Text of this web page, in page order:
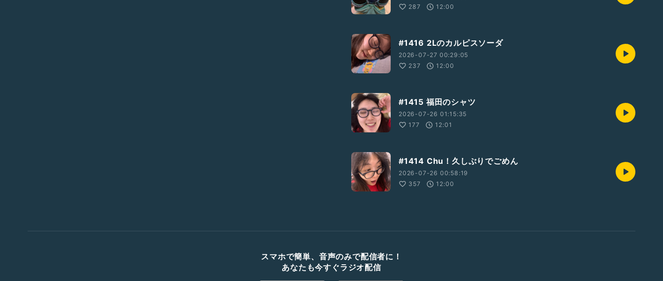
287
12:00
#1416 2Lのカルピスソーダ
2026-07-27 00:29:05
237
12:00
#1415 福田のシャツ
2026-07-26 01:15:35
177
12:01
#1414 Chu！久しぶりでごめん
2026-07-26 00:58:19
357
12:00
スマホで簡単、音声のみで配信者に！
あなたも今すぐラジオ配信